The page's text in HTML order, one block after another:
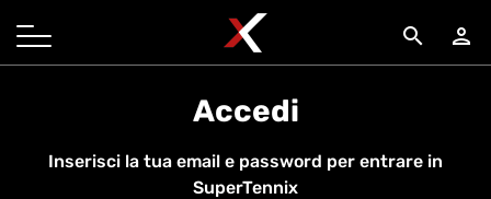
search person
Accedi
Inserisci la tua email e password per entrare in
SuperTennix